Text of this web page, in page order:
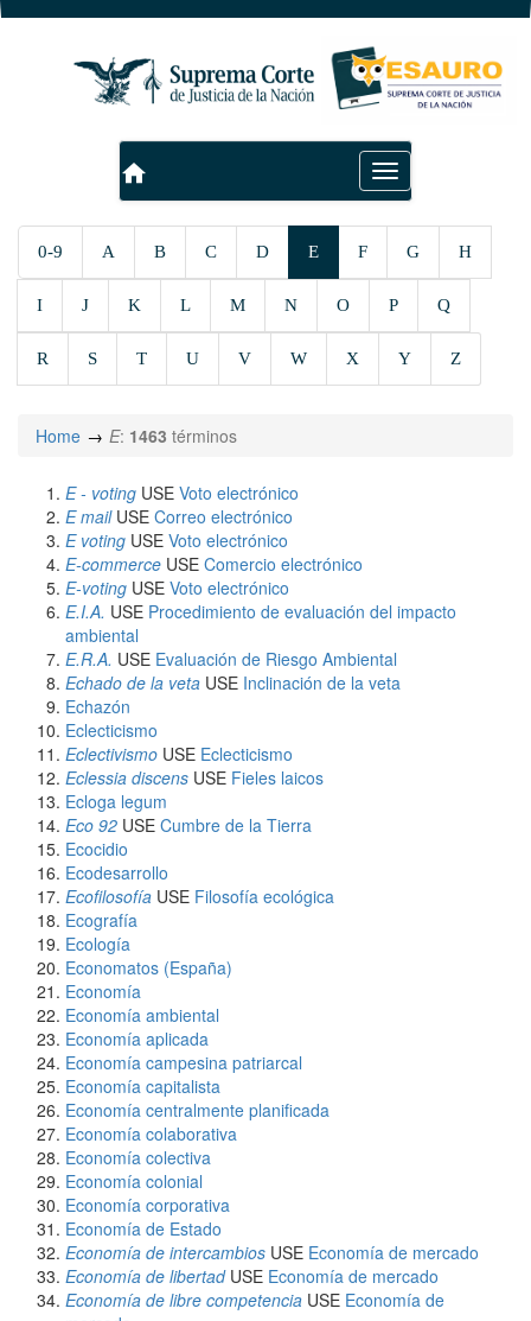
Toggle
navigation
home
0-9 A B C D E F G H
I J K L M N O P Q
R S T U V W X Y Z
Home E: 1463 términos
E - voting USE Voto electrónico
E mailUSE Correo electrónico
E voting USE Voto electrónico
E-commerce USE Comercio electrónico
E-voting USE Voto electrónico
E.I.A. USE Procedimiento de evaluación del impacto
ambiental
E.R.A. USE Evaluación de Riesgo Ambiental
Echado de la veta USE Inclinación de la veta
Echazón
Eclecticismo
Eclectivismo USE Eclecticismo
Eclessia discens USE Fieles laicos
Ecloga legum
Eco 92 USE Cumbre de la Tierra
Ecocidio
Ecodesarrollo
Ecofilosofía USE Filosofía ecológica
Ecografía
Ecología
Economatos (España)
Economía
Economía ambiental
Economía aplicada
Economía campesina patriarcal
Economía capitalista
Economía centralmente planificada
Economía colaborativa
Economía colectiva
Economía colonial
Economía corporativa
Economía de Estado
Economía de intercambios USE Economía de mercado
Economía de libertadUSE Economía de mercado
Economía de libre competencia USE Economía de